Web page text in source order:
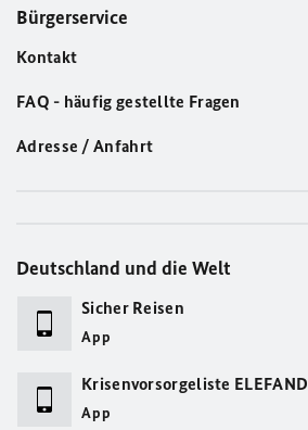
Bürgerservice
Kontakt
FAQ - häufig gestellte Fragen
Adresse / Anfahrt
Deutschland und die Welt
Sicher Reisen
App
Krisenvorsorgeliste ELEFAND
App